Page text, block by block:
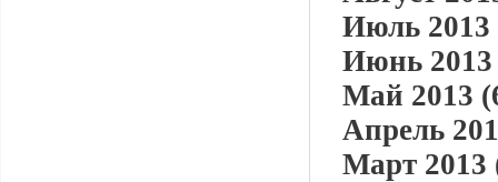
Июль 2013
Июнь 2013
Май 2013
Апрель
Март 2013